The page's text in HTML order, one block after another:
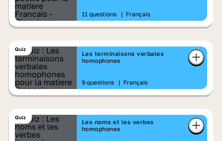
11 questions | Français
Quiz
Les terminaisons verbales
homophones
9 questions | Français
Quiz
Les noms et les verbes
homophones